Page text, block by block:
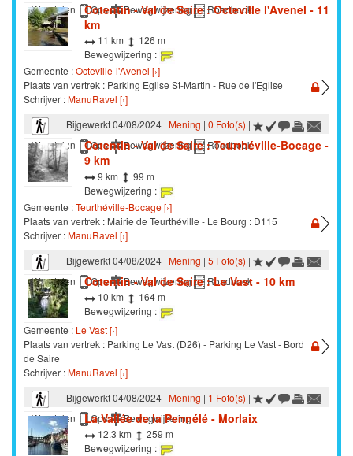
Wandelen
Gps Bewegwijzering Roadbook
Cotentin - Val de Saire : Octeville l'Avenel - 11
km
11 km
126 m
Bewegwijzering :
Gemeente :Octeville-l'Avenel [›]
Plaats van vertrek : Parking Eglise St-Martin - Rue de l'Eglise
Schrijver :ManuRavel [›]
Bijgewerkt 04/08/2024 | Mening | 0 Foto(s) |
Wandelen
Gps Bewegwijzering Roadbook
Cotentin - Val de Saire : Teurthéville-Bocage -
9 km
9 km
99 m
Bewegwijzering :
Gemeente :Teurthéville-Bocage [›]
Plaats van vertrek : Mairie de Teurthéville - Le Bourg : D115
Schrijver :ManuRavel [›]
Bijgewerkt 04/08/2024 | Mening | 5 Foto(s) |
Wandelen
Gps Bewegwijzering Roadbook
Cotentin - Val de Saire : Le Vast - 10 km
10 km
164 m
Bewegwijzering :
Gemeente : Le Vast [›]
Plaats van vertrek : Parking Le Vast (D26) - Parking Le Vast - Bord
de Saire
Schrijver :ManuRavel [›]
Bijgewerkt 04/08/2024 | Mening | 1 Foto(s) |
Wandelen
Gps Bewegwijzering
La Vallée de la Pennélé - Morlaix
12.3 km
259 m
Bewegwijzering :